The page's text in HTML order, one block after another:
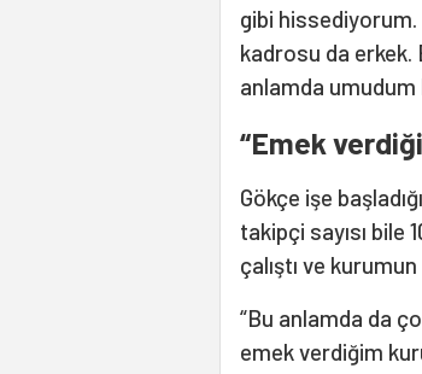
gibi
kadrosu da erkek.
anlamda umudum
“Emek
Gökçe işe
takipçi sayısı bile
çalıştı ve
“Bu anlamda da
emek verdiğim